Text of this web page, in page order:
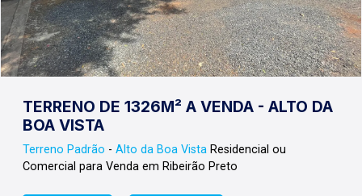
TERRENO DE 1326M² A VENDA - ALTO DA
BOA VISTA
Terreno Padrão - Alto da Boa Vista Residencial ou
Comercial para Venda em Ribeirão Preto